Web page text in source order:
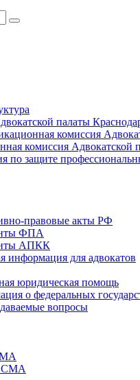
палаты
комиссия
комиссия Адвокатской
по защите
правовые акты РФ
ФПА
АПКК
информация для адвокатов
юридическая помощь
о федеральных
вопросы
СМА